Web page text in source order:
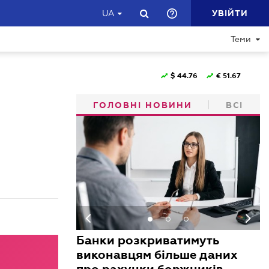
UA УВІЙТИ
Теми
$ 44.76 € 51.67
ГОЛОВНІ НОВИНИ ВСІ
Банки розкриватимуть
виконавцям більше даних